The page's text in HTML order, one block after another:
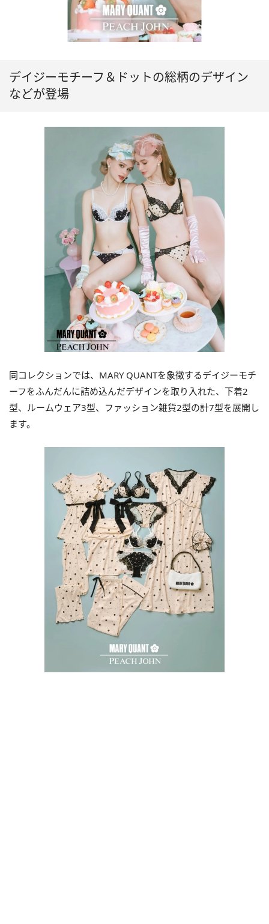
デイジーモチーフ＆ドットの総柄のデザイン
などが登場
同コレクションでは、MARY QUANTを象徴するデイジーモチ
ーフをふんだんに詰め込んだデザインを取り入れた、下着2
型、ルームウェア3型、ファッション雑貨2型の計7型を展開し
ます。